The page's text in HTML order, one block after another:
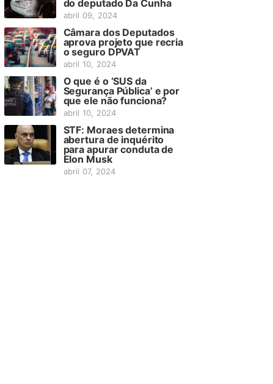
do deputado Da Cunha
abril 09, 2024
Câmara dos Deputados
aprova projeto que recria
o seguro DPVAT
abril 10, 2024
O que é o ‘SUS da
Segurança Pública’ e por
que ele não funciona?
abril 10, 2024
STF: Moraes determina
abertura de inquérito
para apurar conduta de
Elon Musk
abril 07, 2024